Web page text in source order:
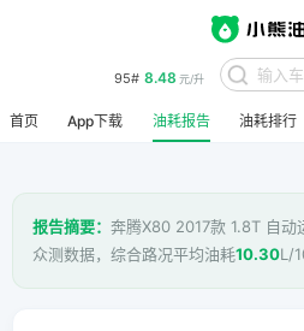
95# 8.48 元/升
首页 App下载 油耗报告 油耗排行
报告摘要： 奔腾X80 2017款 1.8T 自动
众测数据，综合路况平均油耗10.30L/